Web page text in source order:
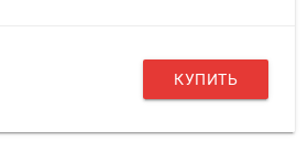
КУПИТЬ